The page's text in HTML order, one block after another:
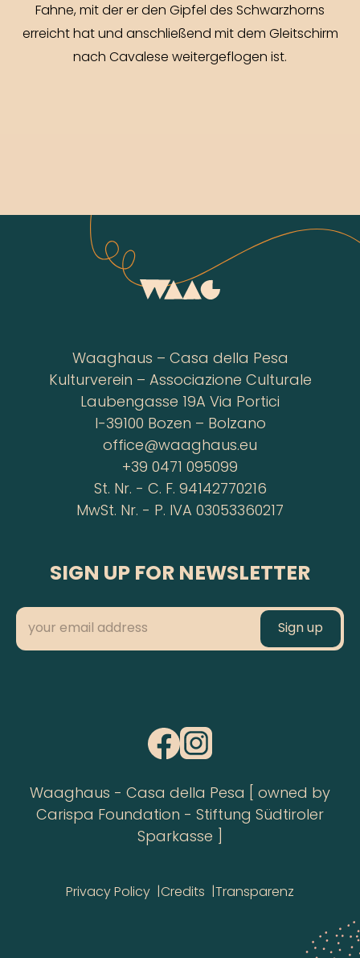
Fahne, mit der er den Gipfel des Schwarzhorns
erreicht hat und anschließend mit dem Gleitschirm
nach Cavalese weitergeflogen ist.
Waaghaus – Casa della Pesa
Kulturverein – Associazione Culturale
Laubengasse 19A Via Portici
I-39100 Bozen – Bolzano
office@waaghaus.eu
+39 0471 095099
St. Nr. - C. F. 94142770216
MwSt. Nr. - P. IVA 03053360217
SIGN UP FOR NEWSLETTER
Waaghaus - Casa della Pesa [ owned by
Carispa Foundation - Stiftung Südtiroler
Sparkasse ]
Privacy Policy Credits Transparenz